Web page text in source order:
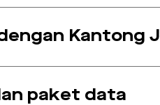
Kantong
paket data